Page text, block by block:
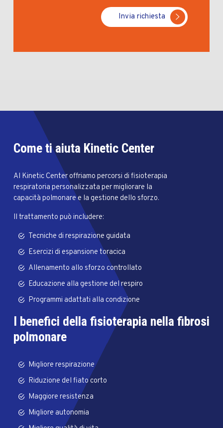
Invia richiesta
Come ti aiuta Kinetic Center
Al Kinetic Center offriamo percorsi di fisioterapia
respiratoria personalizzata per migliorare la
capacità polmonare e la gestione dello sforzo.
Il trattamento può includere:
Tecniche di respirazione guidata
Esercizi di espansione toracica
Allenamento allo sforzo controllato
Educazione alla gestione del respiro
Programmi adattati alla condizione
I benefici della fisioterapia nella fibrosi
polmonare
Migliore respirazione
Riduzione del fiato corto
Maggiore resistenza
Migliore autonomia